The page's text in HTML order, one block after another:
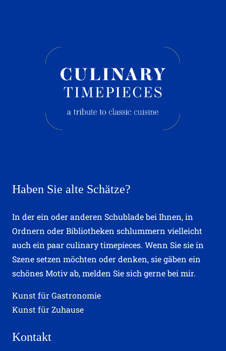
Haben Sie alte Schätze?
In der ein oder anderen Schublade bei Ihnen, in
Ordnern oder Bibliotheken schlummern vielleicht
auch ein paar culinary timepieces. Wenn Sie sie in
Szene setzen möchten oder denken, sie gäben ein
schönes Motiv ab, melden Sie sich gerne bei mir.
Kunst für Gastronomie
Kunst für Zuhause
Kontakt